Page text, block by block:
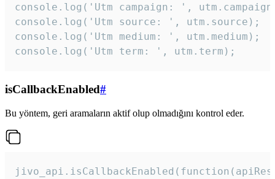
console.log('Utm campaign: ',
console.log('Utm source: ', utm.source);
console.log('Utm medium: ', utm.medium);
console.log('Utm term: ', utm.term);
isCallbackEnabled#
Bu yöntem, geri aramaların aktif olup olmadığını kontrol eder.